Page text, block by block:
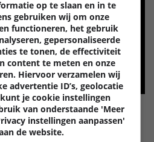
WAT JE ZELF KUNT DOEN
op te slaan en in te
gebruiken wij om onze
functioneren, het gebruik
gepersonaliseerde
te tonen, de effectiviteit
content te meten en onze
Hiervoor verzamelen wij
advertentie ID’s, geolocatie
je cookie instellingen
van onderstaande 'Meer
instellingen aanpassen'
de website.